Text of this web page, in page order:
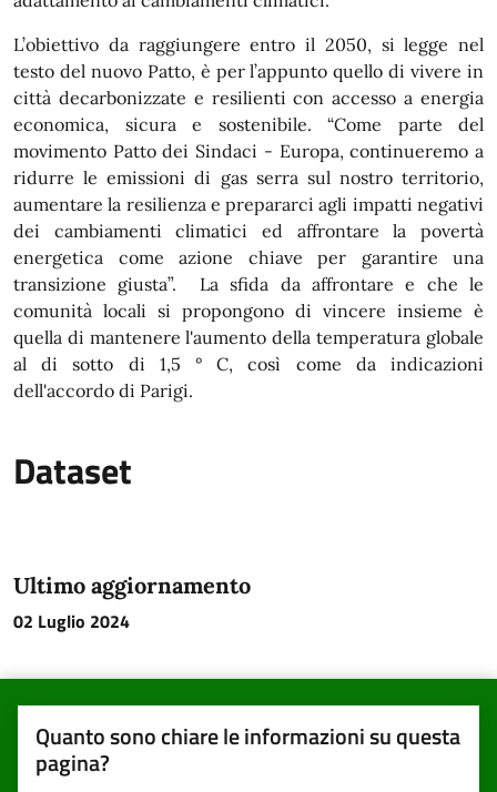
L’obiettivo da raggiungere entro il 2050, si legge nel
testo del nuovo Patto, è per l’appunto quello di vivere in
città decarbonizzate e resilienti con accesso a energia
economica, sicura e sostenibile. “Come parte del
movimento Patto dei Sindaci - Europa, continueremo a
ridurre le emissioni di gas serra sul nostro territorio,
aumentare la resilienza e prepararci agli impatti negativi
dei cambiamenti climatici ed affrontare la povertà
energetica come azione chiave per garantire una
transizione giusta”. La sfida da affrontare e che le
comunità locali si propongono di vincere insieme è
quella di mantenere l'aumento della temperatura globale
al di sotto di 1,5 ° C, così come da indicazioni
dell'accordo di Parigi.
Dataset
Ultimo aggiornamento
02 Luglio 2024
Quanto sono chiare le informazioni su questa
pagina?